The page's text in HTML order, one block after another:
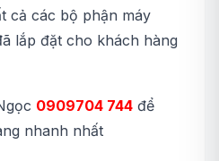
cả các bộ phận máy
lắp đặt cho khách hàng
0909704 744 để
nhanh nhất